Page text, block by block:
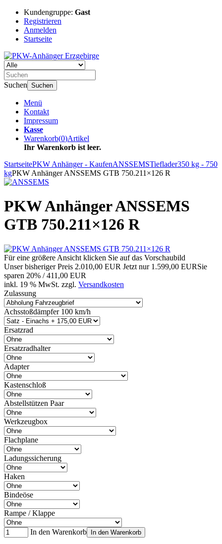
Kundengruppe: Gast
Registrieren
Anmelden
Startseite
Suchen Suchen
Menü
Kontakt
Impressum
Kasse
Warenkorb(0)Artikel
Ihr Warenkorb ist leer.
StartseitePKW Anhänger - KaufenANSSEMSTieflader350 kg - 750
kgPKW Anhänger ANSSEMS GTB 750.211×126 R
PKW Anhänger ANSSEMS
GTB 750.211×126 R
Für eine größere Ansicht klicken Sie auf das Vorschaubild
Unser bisheriger Preis 2.010,00 EUR Jetzt nur 1.599,00 EURSie
sparen 20% / 411,00 EUR
inkl. 19 % MwSt. zzgl. Versandkosten
Zulassung
Achsstoßdämpfer 100 km/h
Ersatzrad
Ersatzradhalter
Adapter
Kastenschloß
Abstellstützen Paar
Werkzeugbox
Flachplane
Ladungssicherung
Haken
Bindeöse
Rampe / Klappe
In den Warenkorb In den Warenkorb